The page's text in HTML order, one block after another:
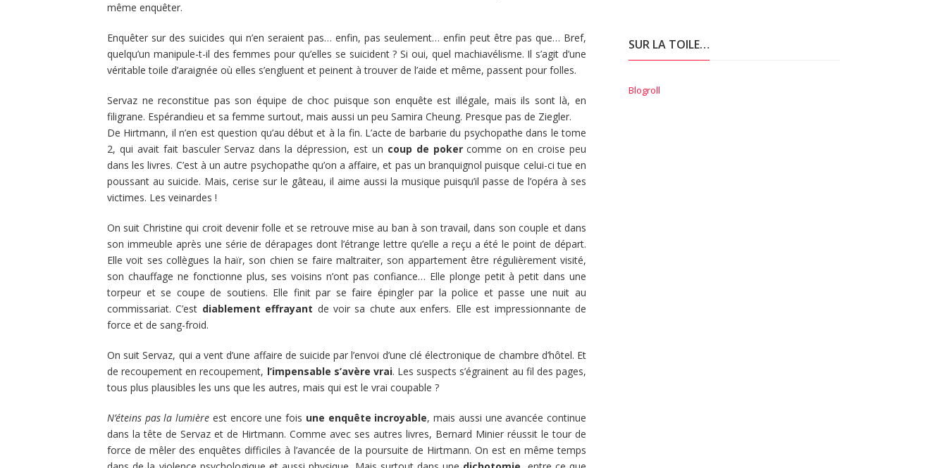
même enquêter.
Enquêter sur des suicides qui n’en seraient pas… enfin, pas seulement… enfin peut être pas que… Bref,
quelqu’un manipule-t-il des femmes pour qu’elles se suicident ? Si oui, quel machiavélisme. Il s’agit d’une
véritable toile d’araignée où elles s’engluent et peinent à trouver de l’aide et même, passent pour folles.
Servaz ne reconstitue pas son équipe de choc puisque son enquête est illégale, mais ils sont là, en
filigrane. Espérandieu et sa femme surtout, mais aussi un peu Samira Cheung. Presque pas de Ziegler.
De Hirtmann, il n’en est question qu’au début et à la fin. L’acte de barbarie du psychopathe dans le tome
2, qui avait fait basculer Servaz dans la dépression, est un coup de pokercomme on en croise peu
dans les livres. C’est à un autre psychopathe qu’on a affaire, et pas un branquignol puisque celui-ci tue en
poussant au suicide. Mais, cerise sur le gâteau, il aime aussi la musique puisqu’il passe de l’opéra à ses
victimes. Les veinardes !
On suit Christine qui croit devenir folle et se retrouve mise au ban à son travail, dans son couple et dans
son immeuble après une série de dérapages dont l’étrange lettre qu’elle a reçu a été le point de départ.
Elle voit ses collègues la haïr, son chien se faire maltraiter, son appartement être régulièrement visité,
son chauffage ne fonctionne plus, ses voisins n’ont pas confiance… Elle plonge petit à petit dans une
torpeur et se coupe de soutiens. Elle finit par se faire épingler par la police et passe une nuit au
commissariat. C’est diablement effrayant de voir sa chute aux enfers. Elle est impressionnante de
force et de sang-froid.
On suit Servaz, qui a vent d’une affaire de suicide par l’envoi d’une clé électronique de chambre d’hôtel. Et
de recoupement en recoupement, l’impensable s’avère vrai. Les suspects s’égrainent au fil des pages,
tous plus plausibles les uns que les autres, mais qui est le vrai coupable ?
N’éteins pas la lumière est encore une fois une enquête incroyable, mais aussi une avancée continue
dans la tête de Servaz et de Hirtmann. Comme avec ses autres livres, Bernard Minier réussit le tour de
force de mêler des enquêtes difficiles à l’avancée de la poursuite de Hirtmann. On est en même temps
SUR LA TOILE…
Blogroll